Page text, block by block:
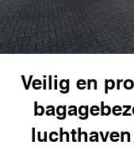
Veilig en